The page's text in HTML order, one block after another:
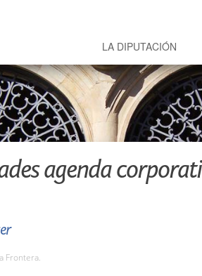
LA DIPUTACIÓN
agenda
Frontera.